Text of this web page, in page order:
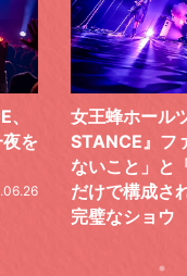
DI
しかやら
いこと」
タイルの
「
ての
たフ
AY”